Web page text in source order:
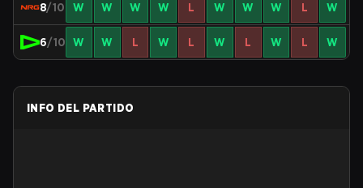
8/10 W W W W L W W W L W
6/10 W W L W L W L W L W
INFO DEL PARTIDO